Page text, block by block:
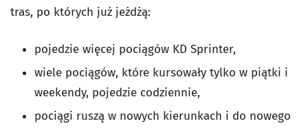
tras, po których już jeżdżą:
pojedzie więcej pociągów KD Sprinter,
wiele pociągów, które kursowały tylko w piątki i
weekendy, pojedzie codziennie,
pociągi ruszą w nowych kierunkach i do nowego